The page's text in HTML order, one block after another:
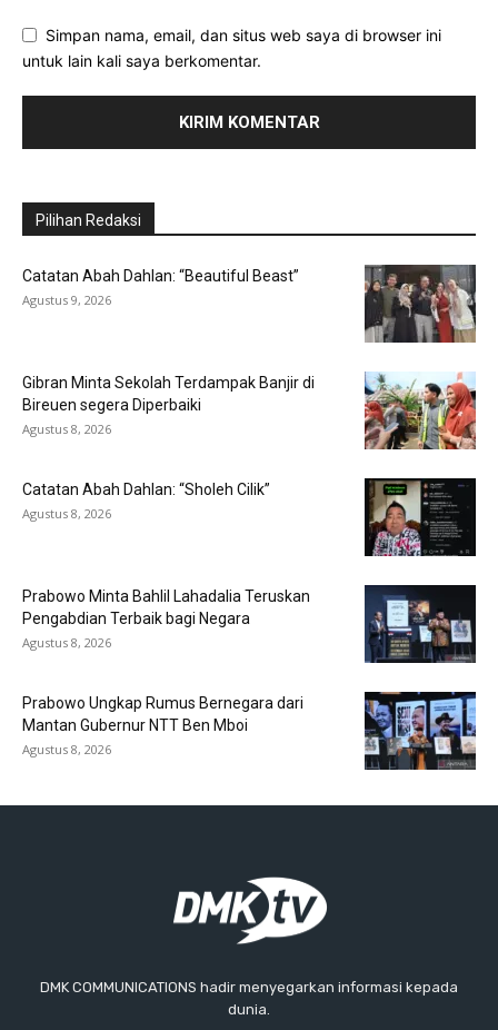
Simpan nama, email, dan situs web saya di browser ini
untuk lain kali saya berkomentar.
Pilihan Redaksi
Catatan Abah Dahlan: “Beautiful Beast”
Agustus 9, 2026
Gibran Minta Sekolah Terdampak Banjir di
Bireuen segera Diperbaiki
Agustus 8, 2026
Catatan Abah Dahlan: “Sholeh Cilik”
Agustus 8, 2026
Prabowo Minta Bahlil Lahadalia Teruskan
Pengabdian Terbaik bagi Negara
Agustus 8, 2026
Prabowo Ungkap Rumus Bernegara dari
Mantan Gubernur NTT Ben Mboi
Agustus 8, 2026
DMK COMMUNICATIONS hadir menyegarkan informasi kepada
dunia.